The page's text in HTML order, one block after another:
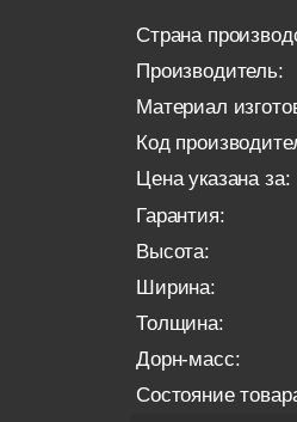
Страна
Производитель:
Материал
Код
Цена указана за:
Гарантия:
Высота:
Ширина:
Толщина:
Дорн-масс:
Состояние